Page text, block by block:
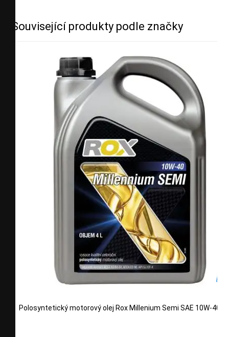
Související produkty podle značky
Polosyntetický motorový olej Rox Millenium Semi SAE 10W-40 4l